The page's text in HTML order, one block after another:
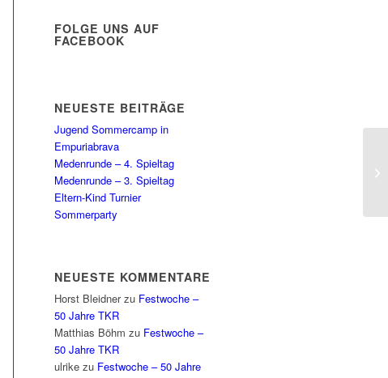
FOLGE UNS AUF
FACEBOOK
NEUESTE BEITRÄGE
Jugend Sommercamp in
Empuriabrava
Medenrunde – 4. Spieltag
Medenrunde – 3. Spieltag
Eltern-Kind Turnier
Sommerparty
NEUESTE KOMMENTARE
Horst Bleidnerzu Festwoche –
50 Jahre TKR
Matthias Böhm zu Festwoche –
50 Jahre TKR
ulrike zu Festwoche – 50 Jahre